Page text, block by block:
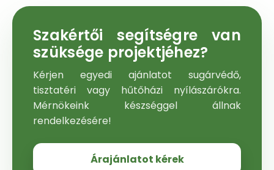
Szakértői segítségre van
szüksége projektjéhez?
Kérjen egyedi ajánlatot sugárvédő,
tisztatéri vagy hűtőházi nyílászárókra.
Mérnökeink készséggel állnak
rendelkezésére!
Árajánlatot kérek